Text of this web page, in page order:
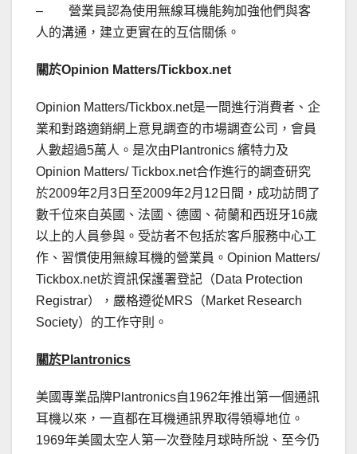
– 營業員認為使用無線耳機能夠加強他們與客
人的溝通，建立更實在的互信關係。
關於Opinion Matters/Tickbox.net
Opinion Matters/Tickbox.net是一間進行消費者、企
業和對路適銷網上意見調查的市場調查公司，會員
人數超過5萬人。是次由Plantronics 繽特力及
Opinion Matters/ Tickbox.net合作進行的調查研究
於2009年2月3日至2009年2月12日間，成功訪問了
數千位來自英國、法國、德國、荷蘭和西班牙16歲
以上的人員參與。受訪者不包括於客戶服務中心工
作、習慣使用無線耳機的營業員。Opinion Matters/
Tickbox.net於資訊保護署登記（Data Protection
Registrar），嚴格遵從MRS（Market Research
Society）的工作守則。
關於Plantronics
美國專業品牌Plantronics自1962年推出第一個通訊
耳機以來，一直都在耳機通訊界取得領導地位。
1969年美國太空人第一次登陸月球時所說、至今仍